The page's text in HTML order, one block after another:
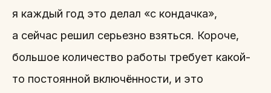
я каждый год это делал «с кондачка»,
а сейчас решил серьезно взяться. Короче,
большое количество работы требует какой-
то постоянной включённости, и это